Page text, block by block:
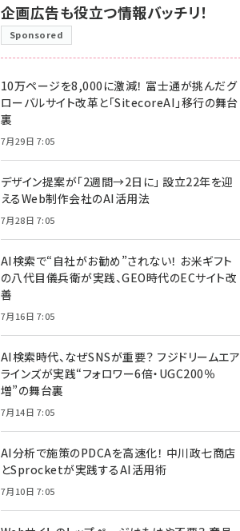
企画広告も役立つ情報バッチリ！
Sponsored
10万ページを8,000に激減！ 富士通が挑んだグ
ローバルサイト改革と「SitecoreAI」移行の舞台
裏
7月29日 7:05
デザイン提案が「2週間→2日に」 設立22年を迎
えるWeb制作会社のAI活用法
7月28日 7:05
AI検索で“自社がお勧め”されない！ お米ギフト
の八代目儀兵衛が実践、GEO時代のECサイト改
善
7月16日 7:05
AI検索時代、なぜSNSが重要？ フジドリームエア
ラインズが実践“フォロワー6倍・UGC200％
増”の舞台裏
7月14日 7:05
AI分析で施策のPDCAを高速化！ 中川政七商店
とSprocketが実践するAI活用術
7月10日 7:05